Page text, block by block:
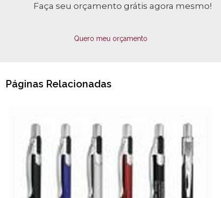
Faça seu orçamento grátis agora mesmo!
Quero meu orçamento
Páginas Relacionadas